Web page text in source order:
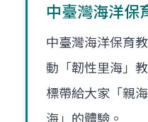
中臺灣海洋保
中臺灣海洋保育
動「韌性里海」
標帶給大家「親
海」的體驗。